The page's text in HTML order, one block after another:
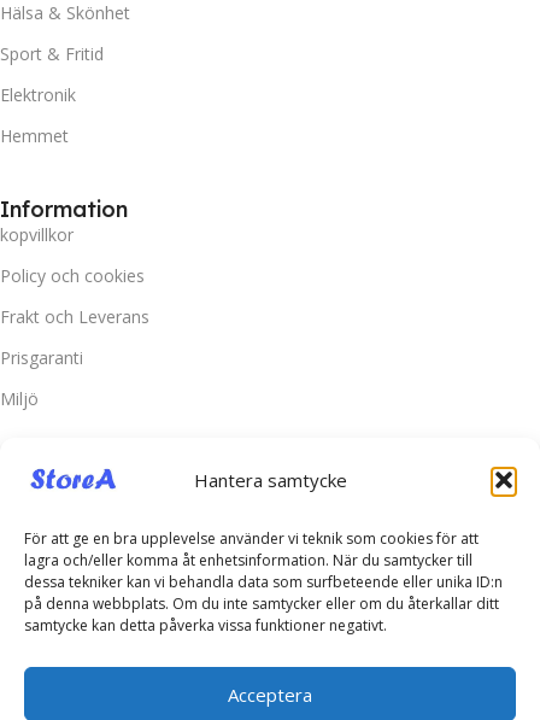
Hantera samtycke
För att ge en bra upplevelse använder vi teknik som cookies för att
lagra och/eller komma åt enhetsinformation. När du samtycker till
dessa tekniker kan vi behandla data som surfbeteende eller unika ID:n
på denna webbplats. Om du inte samtycker eller om du återkallar ditt
samtycke kan detta påverka vissa funktioner negativt.
Acceptera
Hälsa & Skönhet
Sport & Fritid
Elektronik
Hemmet
Information
kopvillkor
Policy och cookies
Frakt och Leverans
Prisgaranti
Miljö
Kundtjänst
Kontakta oss
Retur & Reklamation
Vanliga frågor
Inloggning